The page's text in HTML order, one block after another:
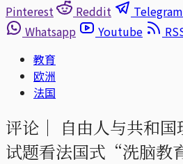
Pinterest
Reddit Telegram
Whatsapp
Youtube
教育
欧洲
法国
评论｜
自由人与共和
试题看法国式“洗脑教